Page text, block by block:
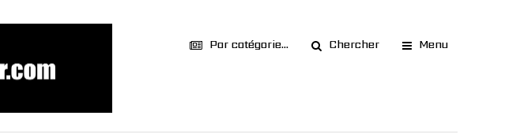
Par catégorie... Chercher Menu